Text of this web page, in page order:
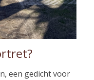
een gedicht voor